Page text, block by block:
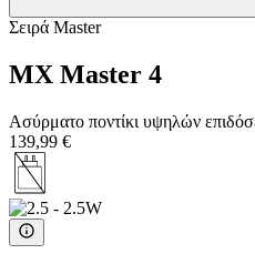
Σειρά Master
MX Master 4
Ασύρματο ποντίκι υψηλών
139,99 €